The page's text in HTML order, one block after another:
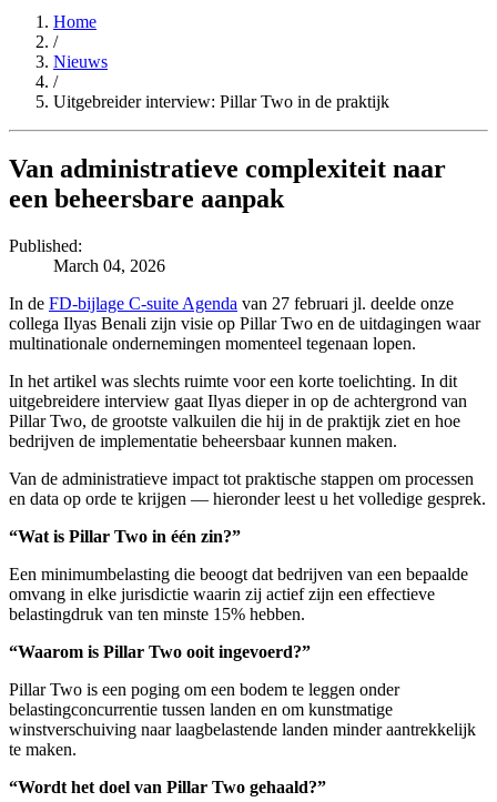
Home
/
Nieuws
/
Uitgebreider interview: Pillar Two in de praktijk
Van administratieve complexiteit naar
een beheersbare aanpak
Published:
March 04, 2026
In de FD-bijlage C-suite Agenda van 27 februari jl. deelde onze
collega Ilyas Benali zijn visie op Pillar Two en de uitdagingen waar
multinationale ondernemingen momenteel tegenaan lopen.
In het artikel was slechts ruimte voor een korte toelichting. In dit
uitgebreidere interview gaat Ilyas dieper in op de achtergrond van
Pillar Two, de grootste valkuilen die hij in de praktijk ziet en hoe
bedrijven de implementatie beheersbaar kunnen maken.
Van de administratieve impact tot praktische stappen om processen
en data op orde te krijgen — hieronder leest u het volledige gesprek.
“Wat is Pillar Two in één zin?”
Een minimumbelasting die beoogt dat bedrijven van een bepaalde
omvang in elke jurisdictie waarin zij actief zijn een effectieve
belastingdruk van ten minste 15% hebben.
“Waarom is Pillar Two ooit ingevoerd?”
Pillar Two is een poging om een bodem te leggen onder
belastingconcurrentie tussen landen en om kunstmatige
winstverschuiving naar laagbelastende landen minder aantrekkelijk
te maken.
“Wordt het doel van Pillar Two gehaald?”